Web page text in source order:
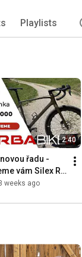
Playlists
2:40
řadu -
vám Silex RS
weeks ago